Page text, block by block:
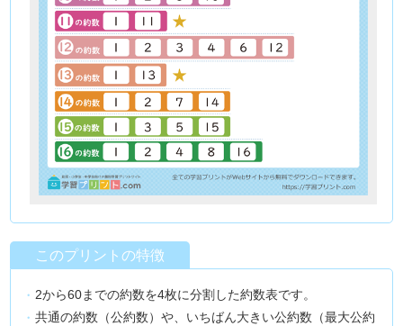
このプリントの特徴
2から60までの約数を4枚に分割した約数表です。
共通の約数（公約数）や、いちばん大きい公約数（最大公約